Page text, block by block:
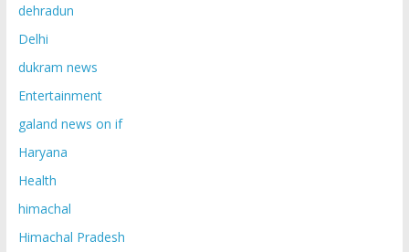
dehradun
Delhi
dukram news
Entertainment
galand news on if
Haryana
Health
himachal
Himachal Pradesh